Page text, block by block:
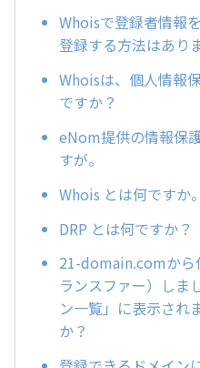
Whoisで登録者情報
登録する方法はあり
Whoisは、個人情報
ですか？
eNom提供の情報保
すが。
Whois とは何ですか。
DRP とは何ですか？
21-domain.comから
ランスファー）しま
ン一覧」に表示され
か？